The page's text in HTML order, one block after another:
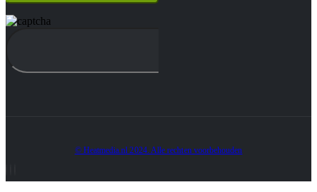
© Heatmedia.nl 2024. Alle rechten voorbehouden